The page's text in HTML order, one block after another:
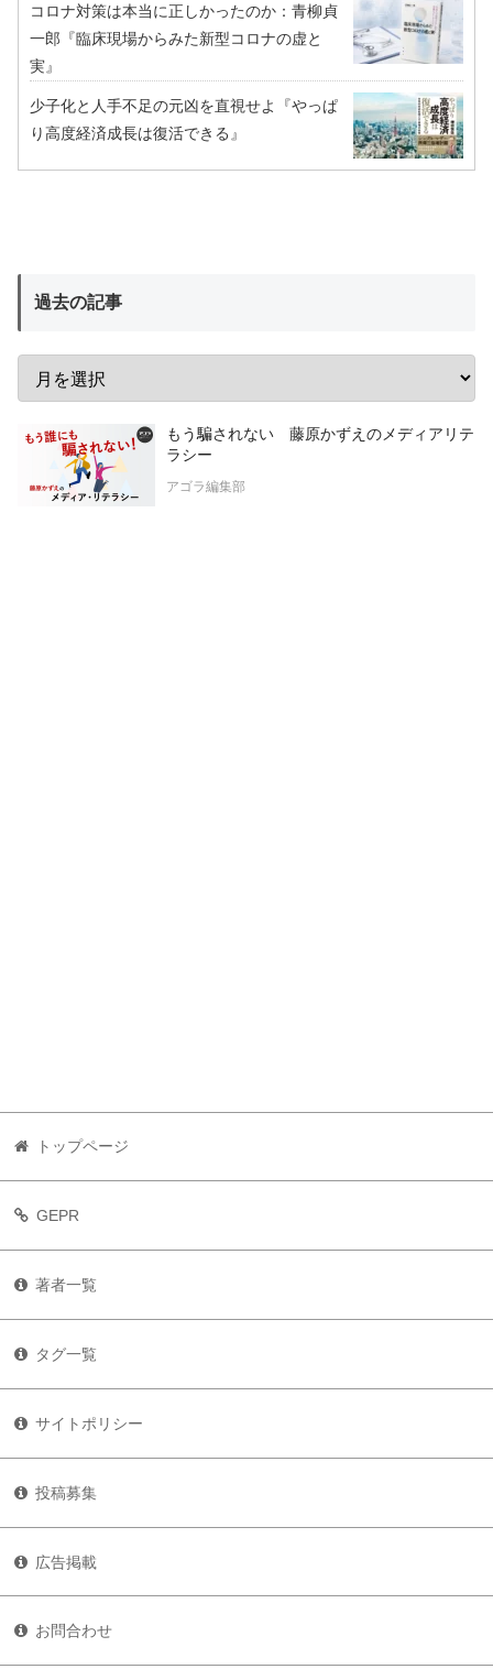
コロナ対策は本当に正しかったのか：青柳貞
一郎『臨床現場からみた新型コロナの虚と
実』
少子化と人手不足の元凶を直視せよ『やっぱ
り高度経済成長は復活できる』
過去の記事
もう騙されない 藤原かずえのメディアリテ
ラシー
アゴラ編集部
トップページ
GEPR
著者一覧
タグ一覧
サイトポリシー
投稿募集
広告掲載
お問合わせ